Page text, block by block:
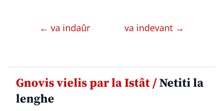
← va indaûr va indevant →
Gnovis vielis par la Istât /Netiti la
lenghe